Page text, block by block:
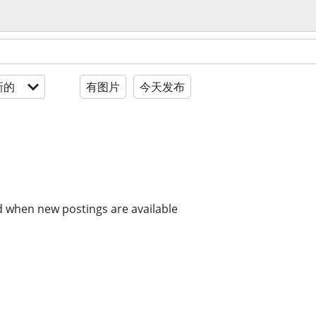
的 有图片 今天发布
new postings are available